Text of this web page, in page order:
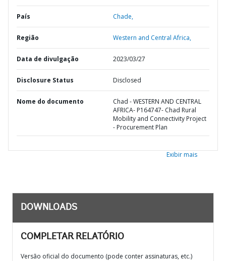
País Chade,
Região Western and Central Africa,
Data de divulgação 2023/03/27
Disclosure Status Disclosed
Nome do documento
Chad - WESTERN AND CENTRAL
AFRICA- P164747- Chad Rural
Mobility and Connectivity Project
- Procurement Plan
Exibir mais
DOWNLOADS
COMPLETAR RELATÓRIO
Versão oficial do documento (pode conter assinaturas, etc.)